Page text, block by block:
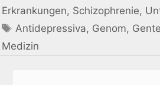
Erkrankungen, Schizophrenie,
Schlagwörter
Antidepressiva, Genom,
Medizin